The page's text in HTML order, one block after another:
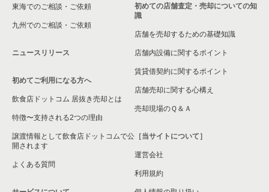
東海でのご相談・ご依頼
九州でのご相談・ご依頼
ニュースリリース
初めてご利用になる方へ
飲食店ドットコム 居抜き売却とは
特徴〜支持される2つの理由
譲渡情報として飲食店ドットコムで公
開されます
よくある質問
初めての店舗査定・売却についての知
識
店舗を売却するための基礎知識
店舗内設備に関するポイント
賃貸借契約に関するポイント
店舗売却に関する心構え
売却現場のＱ＆Ａ
［当サイトについて］
運営会社
利用規約